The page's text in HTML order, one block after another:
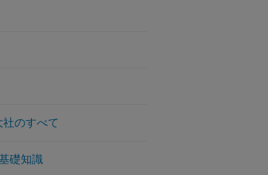
のすべて
礎知識